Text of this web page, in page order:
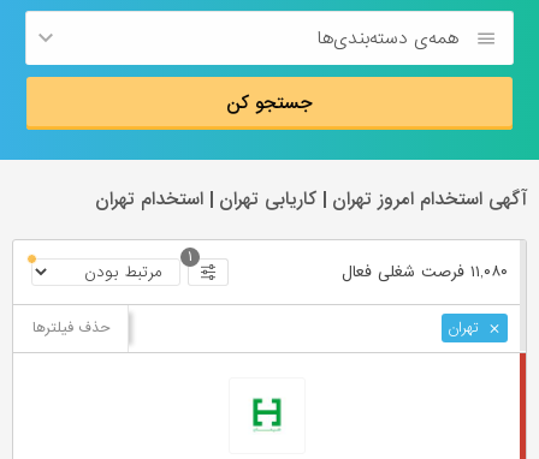
همه‌ی دسته‌بندی‌ها
جستجو کن
آگهی استخدام امروز تهران | کاریابی تهران | استخدام تهران
۱۱,۰۸۰ فرصت ‌شغلی فعال
۱
تهران حذف فیلترها